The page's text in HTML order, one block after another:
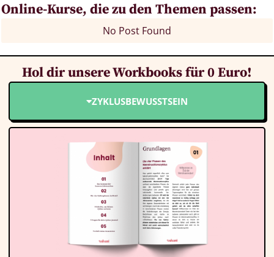
Online-Kurse, die zu den Themen passen:
No Post Found
Hol dir unsere Workbooks für 0 Euro!
ZYKLUSBEWUSSTSEIN